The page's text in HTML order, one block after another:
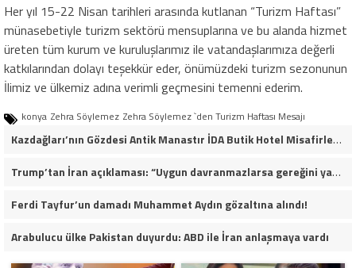
Her yıl 15-22 Nisan tarihleri arasında kutlanan “Turizm Haftası”
münasebetiyle turizm sektörü mensuplarına ve bu alanda hizmet
üreten tüm kurum ve kuruluşlarımız ile vatandaşlarımıza değerli
katkılarından dolayı teşekkür eder, önümüzdeki turizm sezonunun
İlimiz ve ülkemiz adına verimli geçmesini temenni ederim.
konya Zehra Söylemez Zehra Söylemez `den Turizm Haftası Mesajı
Kazdağları’nın Gözdesi Antik Manastır İDA Butik Hotel Misafirlerinden Tam Not Alıyor
Trump’tan İran açıklaması: “Uygun davranmazlarsa gereğini yaparım”
Ferdi Tayfur’un damadı Muhammet Aydın gözaltına alındı!
Arabulucu ülke Pakistan duyurdu: ABD ile İran anlaşmaya vardı